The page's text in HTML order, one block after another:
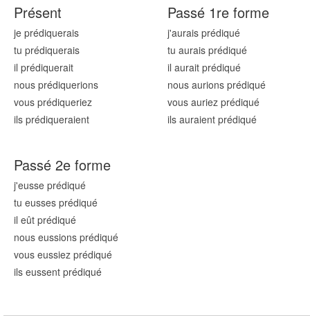
Présent
je prédiquerais
tu prédiquerais
il prédiquerait
nous prédiquerions
vous prédiqueriez
ils prédiqueraient
Passé 1re forme
j'aurais prédiqué
tu aurais prédiqué
il aurait prédiqué
nous aurions prédiqué
vous auriez prédiqué
ils auraient prédiqué
Passé 2e forme
j'eusse prédiqué
tu eusses prédiqué
il eût prédiqué
nous eussions prédiqué
vous eussiez prédiqué
ils eussent prédiqué